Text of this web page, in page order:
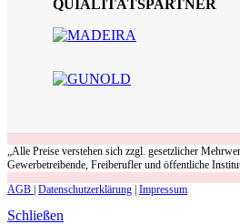
QUIALITÄTSPARTNER
„Alle Preise verstehen sich zzgl. gesetzlicher
Gewerbetreibende, Freiberufler und öffentliche
AGB | Datenschutzerklärung | Impressum
Schließen